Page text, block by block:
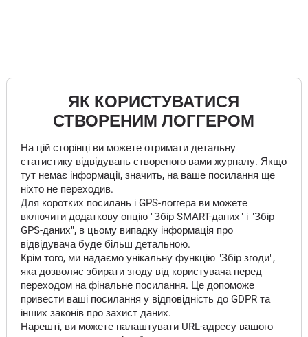
ЯК КОРИСТУВАТИСЯ
СТВОРЕНИМ ЛОГГЕРОМ
На цій сторінці ви можете отримати детальну
статистику відвідувань створеного вами журналу. Якщо
тут немає інформації, значить, на ваше посилання ще
ніхто не переходив.
Для коротких посилань і GPS-логгера ви можете
включити додаткову опцію "Збір SMART-даних" і "Збір
GPS-даних", в цьому випадку інформація про
відвідувача буде більш детальною.
Крім того, ми надаємо унікальну функцію "Збір згоди",
яка дозволяє збирати згоду від користувача перед
переходом на фінальне посилання. Це допоможе
привести ваші посилання у відповідність до GDPR та
інших законів про захист даних.
Нарешті, ви можете налаштувати URL-адресу вашого